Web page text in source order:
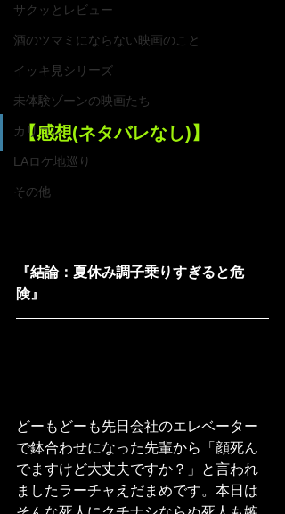
サクッとレビュー
酒のツマミにならない映画のこと
イッキ見シリーズ
未体験ゾーンの映画たち
カリコレ
LAロケ地巡り
その他
【感想(ネタバレなし)】
『結論：夏休み調子乗りすぎると危
険』
どーもどーも先日会社のエレベーター
で鉢合わせになった先輩から「顔死ん
でますけど大丈夫ですか？」と言われ
ましたラーチャえだまめです。本日は